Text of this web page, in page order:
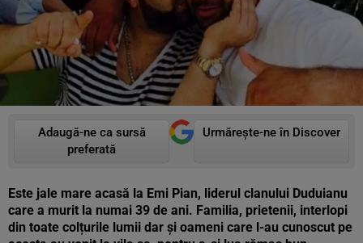
Adaugă-ne ca sursă
preferată
Urmărește-ne în Discover
Este jale mare acasă la Emi Pian, liderul clanului Duduianu
care a murit la numai 39 de ani. Familia, prietenii, interlopi
din toate colțurile lumii dar și oameni care l-au cunoscut pe